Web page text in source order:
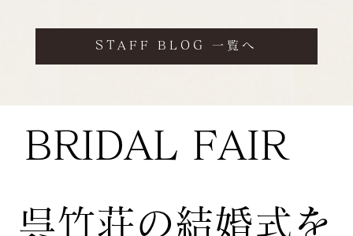
STAFF BLOG 一覧へ
BRIDAL FAIR
​呉竹荘の結婚式を